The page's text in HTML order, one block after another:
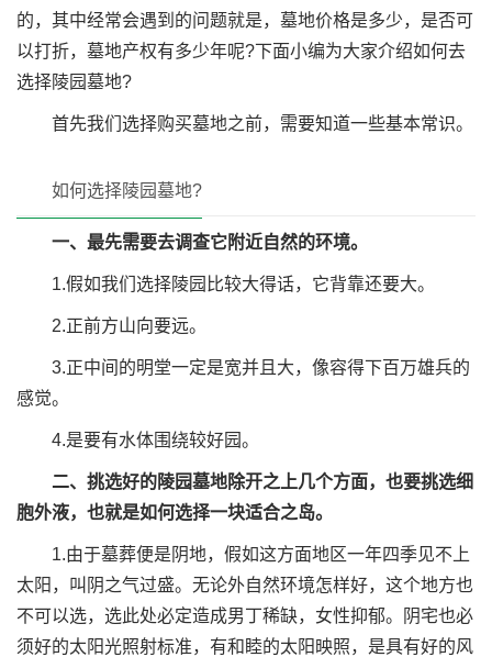
的，其中经常会遇到的问题就是，墓地价格是多少，是否可
以打折，墓地产权有多少年呢?下面小编为大家介绍如何去
选择陵园墓地?
首先我们选择购买墓地之前，需要知道一些基本常识。
如何选择陵园墓地?
一、最先需要去调查它附近自然的环境。
1.假如我们选择陵园比较大得话，它背靠还要大。
2.正前方山向要远。
3.正中间的明堂一定是宽并且大，像容得下百万雄兵的
感觉。
4.是要有水体围绕较好园。
二、挑选好的陵园墓地除开之上几个方面，也要挑选细
胞外液，也就是如何选择一块适合之岛。
1.由于墓葬便是阴地，假如这方面地区一年四季见不上
太阳，叫阴之气过盛。无论外自然环境怎样好，这个地方也
不可以选，选此处必定造成男丁稀缺，女性抑郁。阴宅也必
须好的太阳光照射标准，有和睦的太阳映照，是具有好的风